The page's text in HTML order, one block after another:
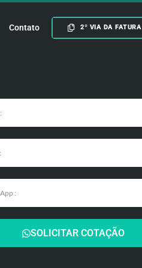
Contato 2º VIA DA FATURA
SOLICITAR COTAÇÃO